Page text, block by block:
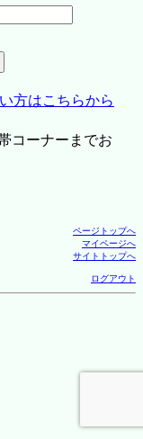
方はこちらから
コーナーまでお
ページトップへ
マイページへ
サイトトップへ
ログアウト